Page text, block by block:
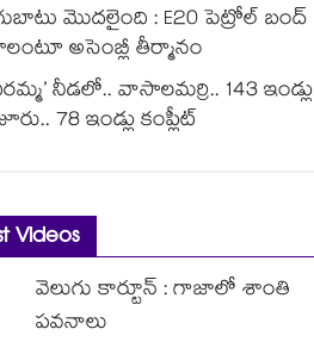
మొదలైంది : E20 పెట్రోల్ బంద్
అసెంబ్లీ తీర్మానం
నీడలో.. వాసాలమర్రి.. 143 ఇండ్లు
78 ఇండ్లు కంప్లీట్
Videos
వెలుగు కార్టూన్ : గాజాలో శాంతి
పవనాలు